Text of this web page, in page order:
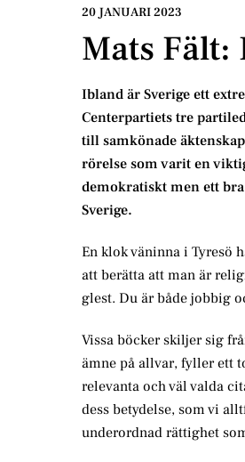
20 JANUARI 2023
Mats Fält:
Ibland är Sverige ett
Centerpartiets tre
till samkönade
rörelse som varit en
demokratiskt men ett
Sverige.
En klok väninna i Tyresö
att berätta att man är
glest. Du är både jobbig
Vissa böcker skiljer sig
ämne på allvar, fyller ett
relevanta och väl valda
dess betydelse, som vi
underordnad rättighet